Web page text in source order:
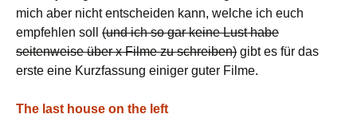
mich aber nicht entscheiden kann, welche ich euch
empfehlen soll (und ich so gar keine Lust habe
seitenweise über x Filme zu schreiben) gibt es für das
erste eine Kurzfassung einiger guter Filme.
The last house on the left